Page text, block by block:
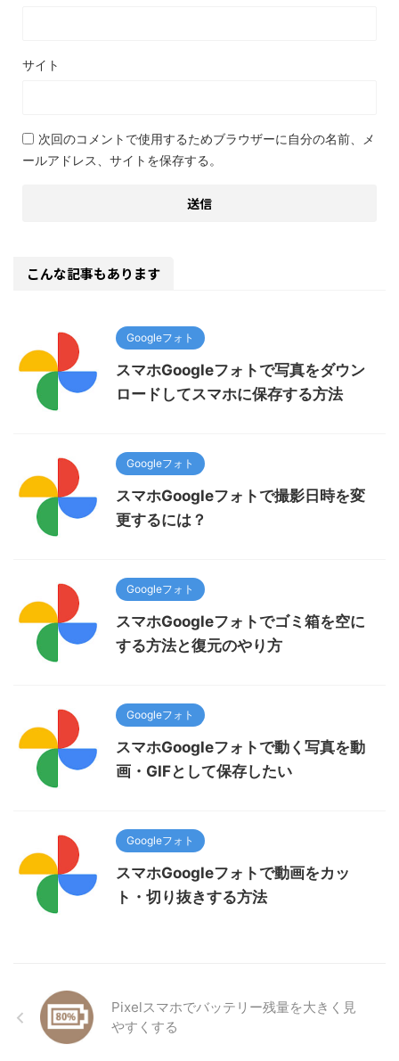
サイト
次回のコメントで使用するためブラウザーに自分の名前、メ
ールアドレス、サイトを保存する。
こんな記事もあります
Googleフォト
スマホGoogleフォトで写真をダウン
ロードしてスマホに保存する方法
Googleフォト
スマホGoogleフォトで撮影日時を変
更するには？
Googleフォト
スマホGoogleフォトでゴミ箱を空に
する方法と復元のやり方
Googleフォト
スマホGoogleフォトで動く写真を動
画・GIFとして保存したい
Googleフォト
スマホGoogleフォトで動画をカッ
ト・切り抜きする方法
Pixelスマホでバッテリー残量を大きく見
やすくする